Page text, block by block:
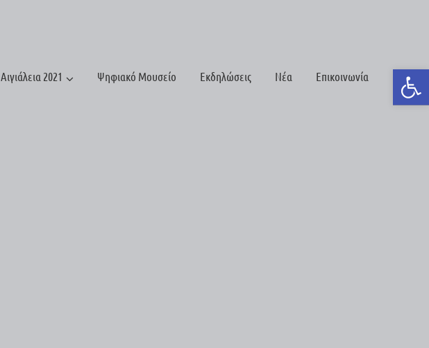
Αιγιάλεια 2021 Ψηφιακό Μουσείο Εκδηλώσεις Νέα Επικοινωνία Ανοίξτε τη γραμμή εργαλείων